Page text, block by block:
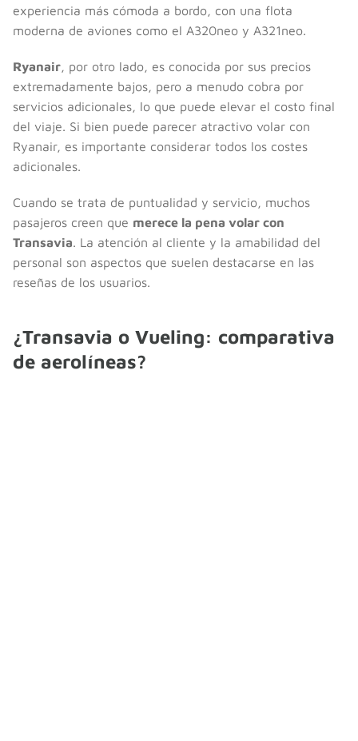
experiencia más cómoda a bordo, con una flota
moderna de aviones como el A320neo y A321neo.
Ryanair, por otro lado, es conocida por sus precios
extremadamente bajos, pero a menudo cobra por
servicios adicionales, lo que puede elevar el costo final
del viaje. Si bien puede parecer atractivo volar con
Ryanair, es importante considerar todos los costes
adicionales.
Cuando se trata de puntualidad y servicio, muchos
pasajeros creen que merece la pena volar con
Transavia. La atención al cliente y la amabilidad del
personal son aspectos que suelen destacarse en las
reseñas de los usuarios.
¿Transavia o Vueling: comparativa
de aerolíneas?